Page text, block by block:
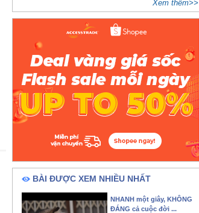
Xem thêm>>
BÀI ĐƯỢC XEM NHIỀU NHẤT
NHANH một giây, KHÔNG
ĐÁNG cả cuộc đời ...